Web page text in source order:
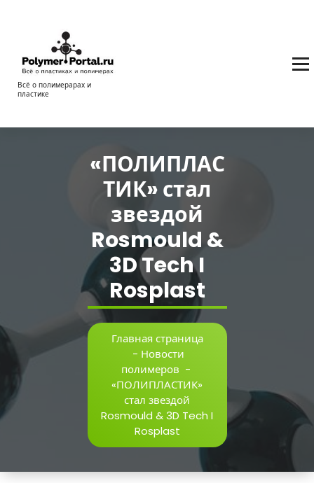
содержимому
Всё о полимерарах и
пластике
«ПОЛИПЛАС
ТИК» стал
звездой
Rosmould &
3D Tech I
Rosplast
Главная страница
- Новости
полимеров -
«ПОЛИПЛАСТИК»
стал звездой
Rosmould & 3D Tech I
Rosplast